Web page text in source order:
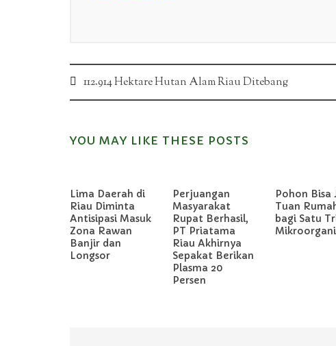
Post
navigation
112.914 Hektare Hutan Alam Riau Ditebang
YOU MAY LIKE THESE POSTS
Lima Daerah di
Riau Diminta
Antisipasi Masuk
Zona Rawan
Banjir dan
Longsor
Perjuangan
Masyarakat
Rupat Berhasil,
PT Priatama
Riau Akhirnya
Sepakat Berikan
Plasma 20
Persen
Pohon Bisa
Tuan
bagi Satu